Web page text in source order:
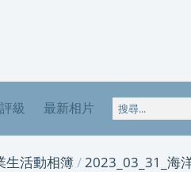
級 最新相片
生活動相簿/2023_03_31_海